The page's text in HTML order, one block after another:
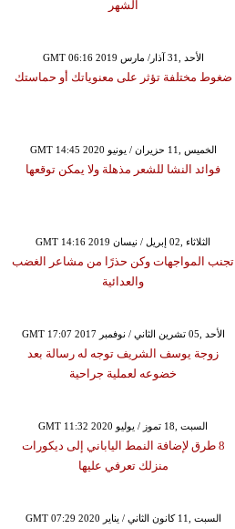
الشهر
GMT 06:16 2019 الأحد ,31 آذار/ مارس
ضغوط مختلفة تؤثر على معنوياتك أو حماستك
GMT 14:45 2020 الخميس ,11 حزيران / يونيو
فوائد النشا للشعر مذهلة ولا يمكن توقعها
GMT 14:16 2019 الثلاثاء ,02 إبريل / نيسان
تجنب المواجهات وكن حذرًا من مشاعر الغضب
والعدائية
GMT 17:07 2017 الأحد ,05 تشرين الثاني / نوفمبر
زوجة يوسف الشريف توجه له رسالة بعد
خضوعه لعملية جراحية
GMT 11:32 2020 السبت ,18 تموز / يوليو
8 طرق لإضافة النمط الياباني إلى ديكورات
منزلك تعرفي عليها
GMT 07:29 2020 السبت ,11 كانون الثاني / يناير